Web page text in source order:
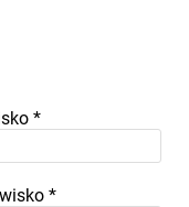
*
*